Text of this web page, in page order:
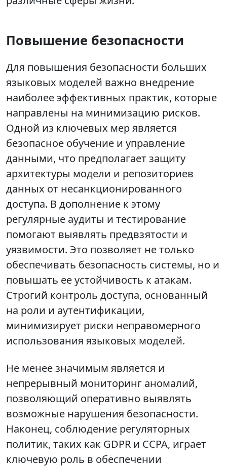
Повышение безопасности
Для повышения безопасности больших
языковых моделей важно внедрение
наиболее эффективных практик, которые
направлены на минимизацию рисков.
Одной из ключевых мер является
безопасное обучение и управление
данными, что предполагает защиту
архитектуры модели и репозиториев
данных от несанкционированного
доступа. В дополнение к этому
регулярные аудиты и тестирование
помогают выявлять предвзятости и
уязвимости. Это позволяет не только
обеспечивать безопасность системы, но и
повышать ее устойчивость к атакам.
Строгий контроль доступа, основанный
на роли и аутентификации,
минимизирует риски неправомерного
использования языковых моделей.
Не менее значимым является и
непрерывный мониторинг аномалий,
позволяющий оперативно выявлять
возможные нарушения безопасности.
Наконец, соблюдение регуляторных
политик, таких как GDPR и CCPA, играет
ключевую роль в обеспечении